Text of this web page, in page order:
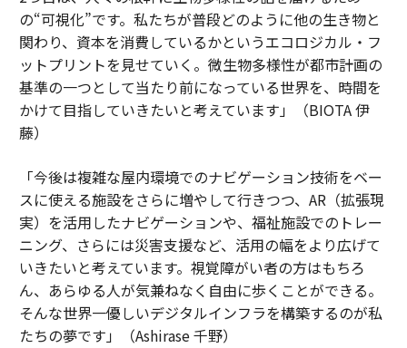
の“可視化”です。私たちが普段どのように他の生き物と
関わり、資本を消費しているかというエコロジカル・フ
ットプリントを見せていく。微生物多様性が都市計画の
基準の一つとして当たり前になっている世界を、時間を
かけて目指していきたいと考えています」（BIOTA 伊
藤）
「今後は複雑な屋内環境でのナビゲーション技術をベー
スに使える施設をさらに増やして行きつつ、AR（拡張現
実）を活用したナビゲーションや、福祉施設でのトレー
ニング、さらには災害支援など、活用の幅をより広げて
いきたいと考えています。視覚障がい者の方はもちろ
ん、あらゆる人が気兼ねなく自由に歩くことができる。
そんな世界一優しいデジタルインフラを構築するのが私
たちの夢です」（Ashirase 千野）